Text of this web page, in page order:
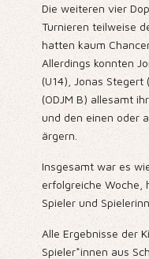
Die weiteren vier
Turnieren teilweise
hatten kaum
Allerdings konnten
(U14), Jonas Stegert
(ODJM B) allesamt
und den einen oder
ärgern.
Insgesamt war es
erfolgreiche Woche,
Spieler und
Alle Ergebnisse der
Spieler*innen aus